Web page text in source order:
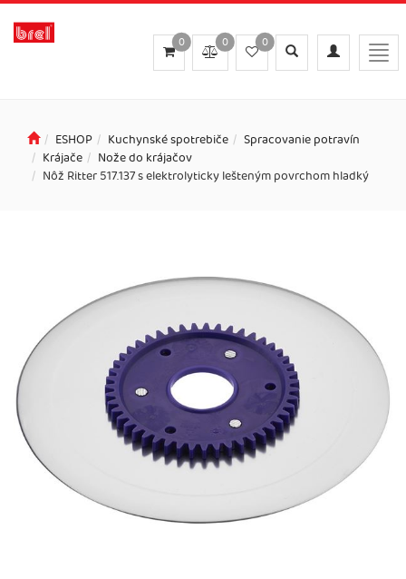
Toggle
navigation
Toggle
search
0
0
0
ESHOP Kuchynské spotrebiče
Spracovanie potravín
Krájače
Nože do krájačov
Nôž Ritter 517.137 s elektrolyticky lešteným povrchom hladký